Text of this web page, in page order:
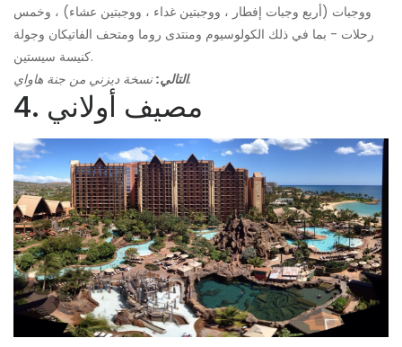
ووجبات (أربع وجبات إفطار ، ووجبتين غداء ، ووجبتين عشاء) ، وخمس
رحلات - بما في ذلك الكولوسيوم ومنتدى روما ومتحف الفاتيكان وجولة
كنيسة سيستين.
التالي:نسخة ديزني من جنة هاواي.
4. مصيف أولاني